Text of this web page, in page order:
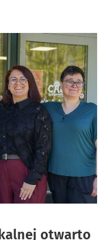
otwarto